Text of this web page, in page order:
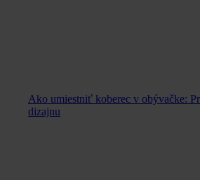
Ako umiestniť koberec v obývačke:
dizajnu